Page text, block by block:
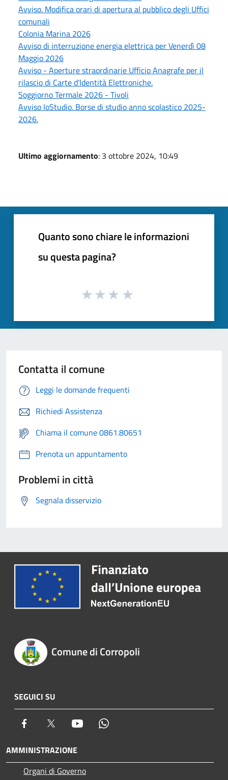
Avviso. Modifica orari di apertura al pubblico degli Uffici
comunali
Colonia Marina 2026
Avviso di interruzione energia elettrica per Venerdì 08
Maggio 2026
Avviso - Aperture straordinarie Ufficio Anagrafe per il
rilascio di Carte d'Identità Elettroniche.
Soggiorno Termale 2026 - Tivoli
Avviso IoStudio. Borse di studio anno scolastico 2025-
2026.
Ultimo aggiornamento: 3 ottobre 2024, 10:49
Quanto sono chiare le informazioni
su questa pagina?
Contatta il comune
Leggi le domande frequenti
Richiedi Assistenza
Chiama il comune 0861.80651
Prenota un appuntamento
Problemi in città
Segnala disservizio
Comune di Corropoli
SEGUICI SU
Facebook Twitter Youtube
AMMINISTRAZIONE
Organi di Governo